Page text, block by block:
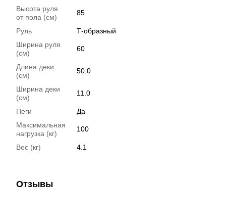
Высота руля
от пола (см)
85
Руль
Т-образный
Ширина руля
(см)
60
Длина деки
(см)
50.0
Ширина деки
(см)
11.0
Пеги
Да
Максимальная
нагрузка (кг)
100
Вес (кг) 4.1
Отзывы